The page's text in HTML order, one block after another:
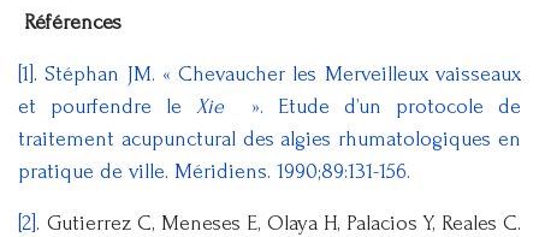
Références
[1] .Stéphan JM. « Chevaucher les Merveilleux vaisseaux
et pourfendre le Xie». Etude d’un protocole de
traitement acupunctural des algies rhumatologiques en
pratique de ville. Méridiens. 1990;89:131-156.
[2] . Gutierrez C, Meneses E, Olaya H, Palacios Y, Reales C.